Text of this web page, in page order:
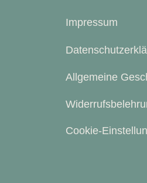
Impressum
Allgemeine
Cookie-